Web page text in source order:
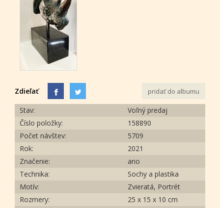
Zdieľať pridať do albumu
Stav:
Voľný predaj
Číslo položky:
158890
Počet návštev:
5709
Rok:
2021
Značenie:
ano
Technika:
Sochy a plastika
Motív:
Zvieratá, Portrét
Rozmery:
25 x 15 x 10 cm